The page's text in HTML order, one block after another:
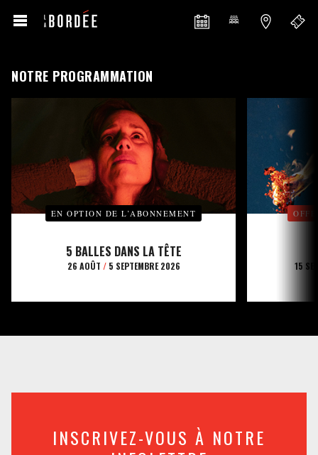
NOTRE PROGRAMMATION
EN OPTION DE L’ABONNEMENT
5 BALLES DANS LA TÊTE
26 AOÛT /5 SEPTEMBRE 2026 15
INSCRIVEZ-VOUS À NOTRE